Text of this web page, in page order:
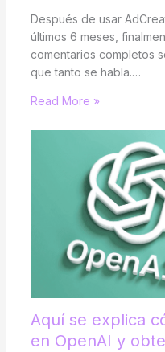
Después de usar
últimos 6 meses,
comentarios completos
que tanto se habla.…
Read More »
Aquí se explica
en OpenAI y